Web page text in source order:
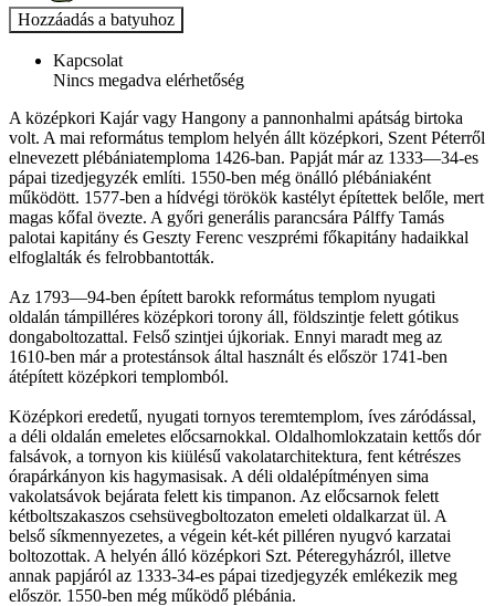
Kapcsolat
Nincs megadva elérhetőség
A középkori Kajár vagy Hangony a pannonhalmi apátság birtoka
volt. A mai református templom helyén állt középkori, Szent Péterről
elnevezett plébániatemploma 1426-ban. Papját már az 1333—34-es
pápai tizedjegyzék említi. 1550-ben még önálló plébániaként
működött. 1577-ben a hídvégi törökök kastélyt építettek belőle, mert
magas kőfal övezte. A győri generális parancsára Pálffy Tamás
palotai kapitány és Geszty Ferenc veszprémi főkapitány hadaikkal
elfoglalták és felrobbantották.
Az 1793—94-ben épített barokk református templom nyugati
oldalán támpilléres középkori torony áll, földszintje felett gótikus
dongaboltozattal. Felső szintjei újkoriak. Ennyi maradt meg az
1610-ben már a protestánsok által használt és először 1741-ben
átépített középkori templomból.
Középkori eredetű, nyugati tornyos teremtemplom, íves záródással,
a déli oldalán emeletes előcsarnokkal. Oldalhomlokzatain kettős dór
falsávok, a tornyon kis kiülésű vakolatarchitektura, fent kétrészes
órapárkányon kis hagymasisak. A déli oldalépítményen sima
vakolatsávok bejárata felett kis timpanon. Az előcsarnok felett
kétboltszakaszos csehsüvegboltozaton emeleti oldalkarzat ül. A
belső síkmennyezetes, a végein két-két pilléren nyugvó karzatai
boltozottak. A helyén álló középkori Szt. Péteregyházról, illetve
annak papjáról az 1333-34-es pápai tizedjegyzék emlékezik meg
először. 1550-ben még működő plébánia.